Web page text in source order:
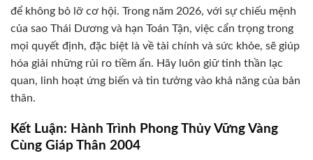
để không bỏ lỡ cơ hội. Trong năm 2026, với sự chiếu mệnh
của sao Thái Dương và hạn Toán Tận, việc cẩn trọng trong
mọi quyết định, đặc biệt là về tài chính và sức khỏe, sẽ giúp
hóa giải những rủi ro tiềm ẩn. Hãy luôn giữ tinh thần lạc
quan, linh hoạt ứng biến và tin tưởng vào khả năng của bản
thân.
Kết Luận: Hành Trình Phong Thủy Vững Vàng
Cùng Giáp Thân 2004